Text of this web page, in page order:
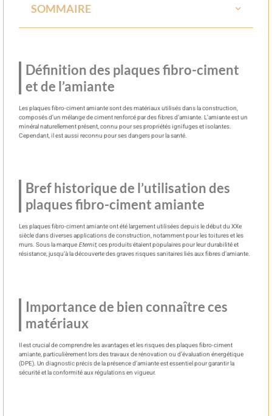
SOMMAIRE
Définition des plaques fibro-ciment
et de l’amiante
Les plaques fibro-ciment amiante sont des matériaux utilisés dans la construction,
composés d’un mélange de ciment renforcé par des fibres d’amiante. L’amiante est un
minéral naturellement présent, connu pour ses propriétés ignifuges et isolantes.
Cependant, il est aussi reconnu pour ses dangers pour la santé.
Bref historique de l’utilisation des
plaques fibro-ciment amiante
Les plaques fibro-ciment amiante ont été largement utilisées depuis le début du XXe
siècle dans diverses applications de construction, notamment pour les toitures et les
murs. Sous la marque Eternit, ces produits étaient populaires pour leur durabilité et
résistance, jusqu’à la découverte des graves risques sanitaires liés aux fibres d’amiante.
Importance de bien connaître ces
matériaux
Il est crucial de comprendre les avantages et les risques des plaques fibro-ciment
amiante, particulièrement lors des travaux de rénovation ou d’évaluation énergétique
(DPE). Un diagnostic précis de la présence d’amiante est essentiel pour garantir la
sécurité et la conformité aux régulations en vigueur.